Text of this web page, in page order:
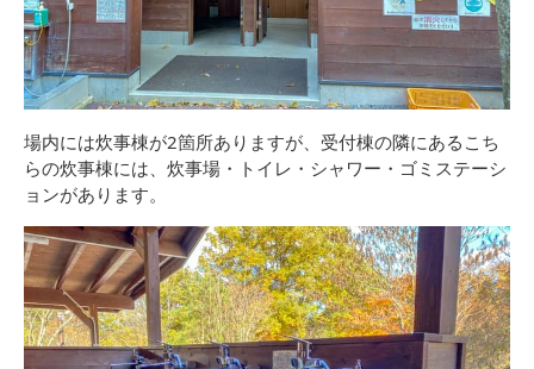
場内には炊事棟が2箇所ありますが、受付棟の隣にあるこち
らの炊事棟には、炊事場・トイレ・シャワー・ゴミステーシ
ョンがあります。